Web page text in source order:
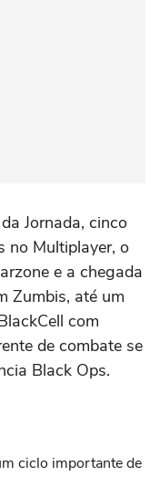
Jornada, cinco
no Multiplayer, o
e a chegada
Zumbis, até um
com
de combate se
Black Ops.
ciclo importante de